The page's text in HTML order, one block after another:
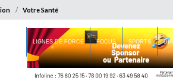
Votre Santé
LIGNES DE FORCE FOCUS SPORTS